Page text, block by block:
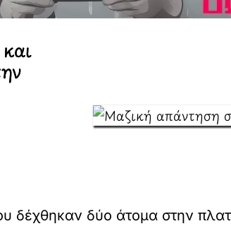
δύο άτομα στην